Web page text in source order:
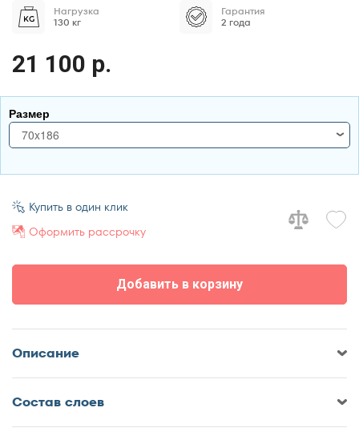
Нагрузка
130 кг
Гарантия
2 года
21 100 р.
Размер
70x186
70x186
70x190
70x195
80x186
80x200
90x186
90x190
90x195
90x200
Добавить в корзину
Купить в один клик
Оформить рассрочку
Описание
Cостав слоев